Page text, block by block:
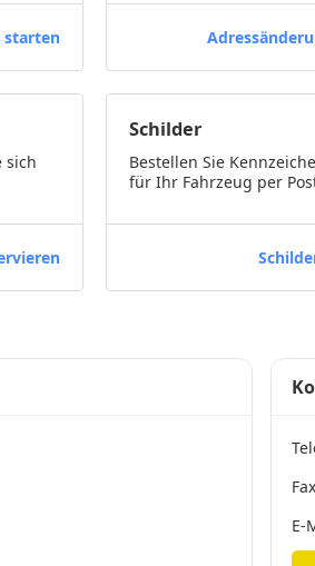
starten
sich
Schilder
Bestellen Sie
für Ihr Fahrzeug per
E-